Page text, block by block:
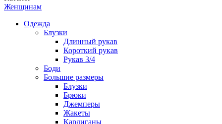
Женщинам
Одежда
Блузки
Длинный рукав
Короткий рукав
Рукав 3/4
Боди
Большие размеры
Блузки
Брюки
Джемперы
Жакеты
Кардиганы